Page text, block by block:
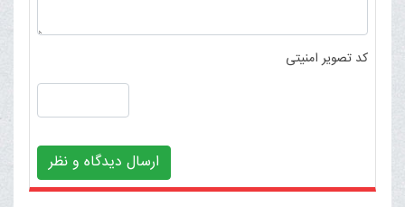
کد تصویر امنیتی
ارسال دیدگاه و نظر